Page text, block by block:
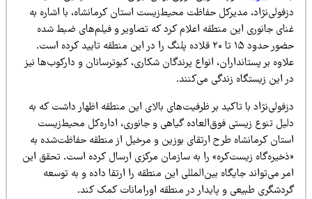
مدیرکل حفاظت محیط‌زیست استان کرمانشاه، با اشاره به
جانوری این منطقه اعلام کرد که تصاویر و فیلم‌های ضبط شده
حضور حدود ۱۵ تا ۲۰ قلاده پلنگ را در این منطقه تایید کرده است.
بر پستانداران، انواع پرندگان شکاری، کبوترسانان و دارکوب‌ها نیز
این زیستگاه زندگی می‌کنند.
با تاکید بر ظرفیت‌های بالای این منطقه اظهار داشت که به
تنوع زیستی فوق‌العاده گیاهی و جانوری، اداره‌کل محیط‌زیست
کرمانشاه طرح ارتقای بوزین و مرخیل از منطقه حفاظت‌شده به
زیست‌کره» را به سازمان مرکزی ارسال کرده است. تحقق این
می‌تواند جایگاه بین‌المللی این منطقه را ارتقا داده و به توسعه
طبیعی و پایدار در منطقه اورامانات کمک کند.